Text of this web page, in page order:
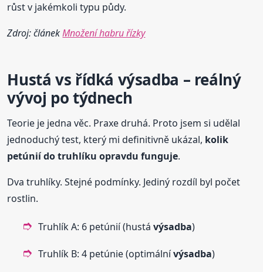
růst v jakémkoli typu půdy.
Zdroj: článekMnožení habru řízky
Hustá vs řídká výsadba – reálný
vývoj po týdnech
Teorie je jedna věc. Praxe druhá. Proto jsem si udělal
jednoduchý test, který mi definitivně ukázal, kolik
petúnií do truhlíku opravdu funguje.
Dva truhlíky. Stejné podmínky. Jediný rozdíl byl počet
rostlin.
Truhlík A: 6 petúnií (hustávýsadba)
Truhlík B: 4 petúnie (optimálnívýsadba)